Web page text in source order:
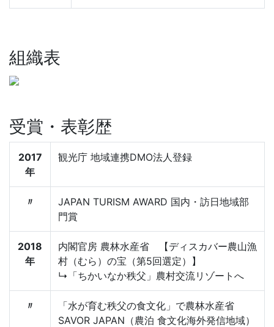
組織表
受賞・表彰歴
2017
年
観光庁 地域連携DMO法人登録
〃
JAPAN TURISM AWARD 国内・訪日地域部
門賞
2018
年
内閣官房 農林水産省 【ディスカバー農山漁
村（むら）の宝（第5回選定）】
↳「ちかいなか秩父」農村交流リゾートへ
〃
「水が育む秩父の食文化」で農林水産省
SAVOR JAPAN（農泊 食文化海外発信地域）